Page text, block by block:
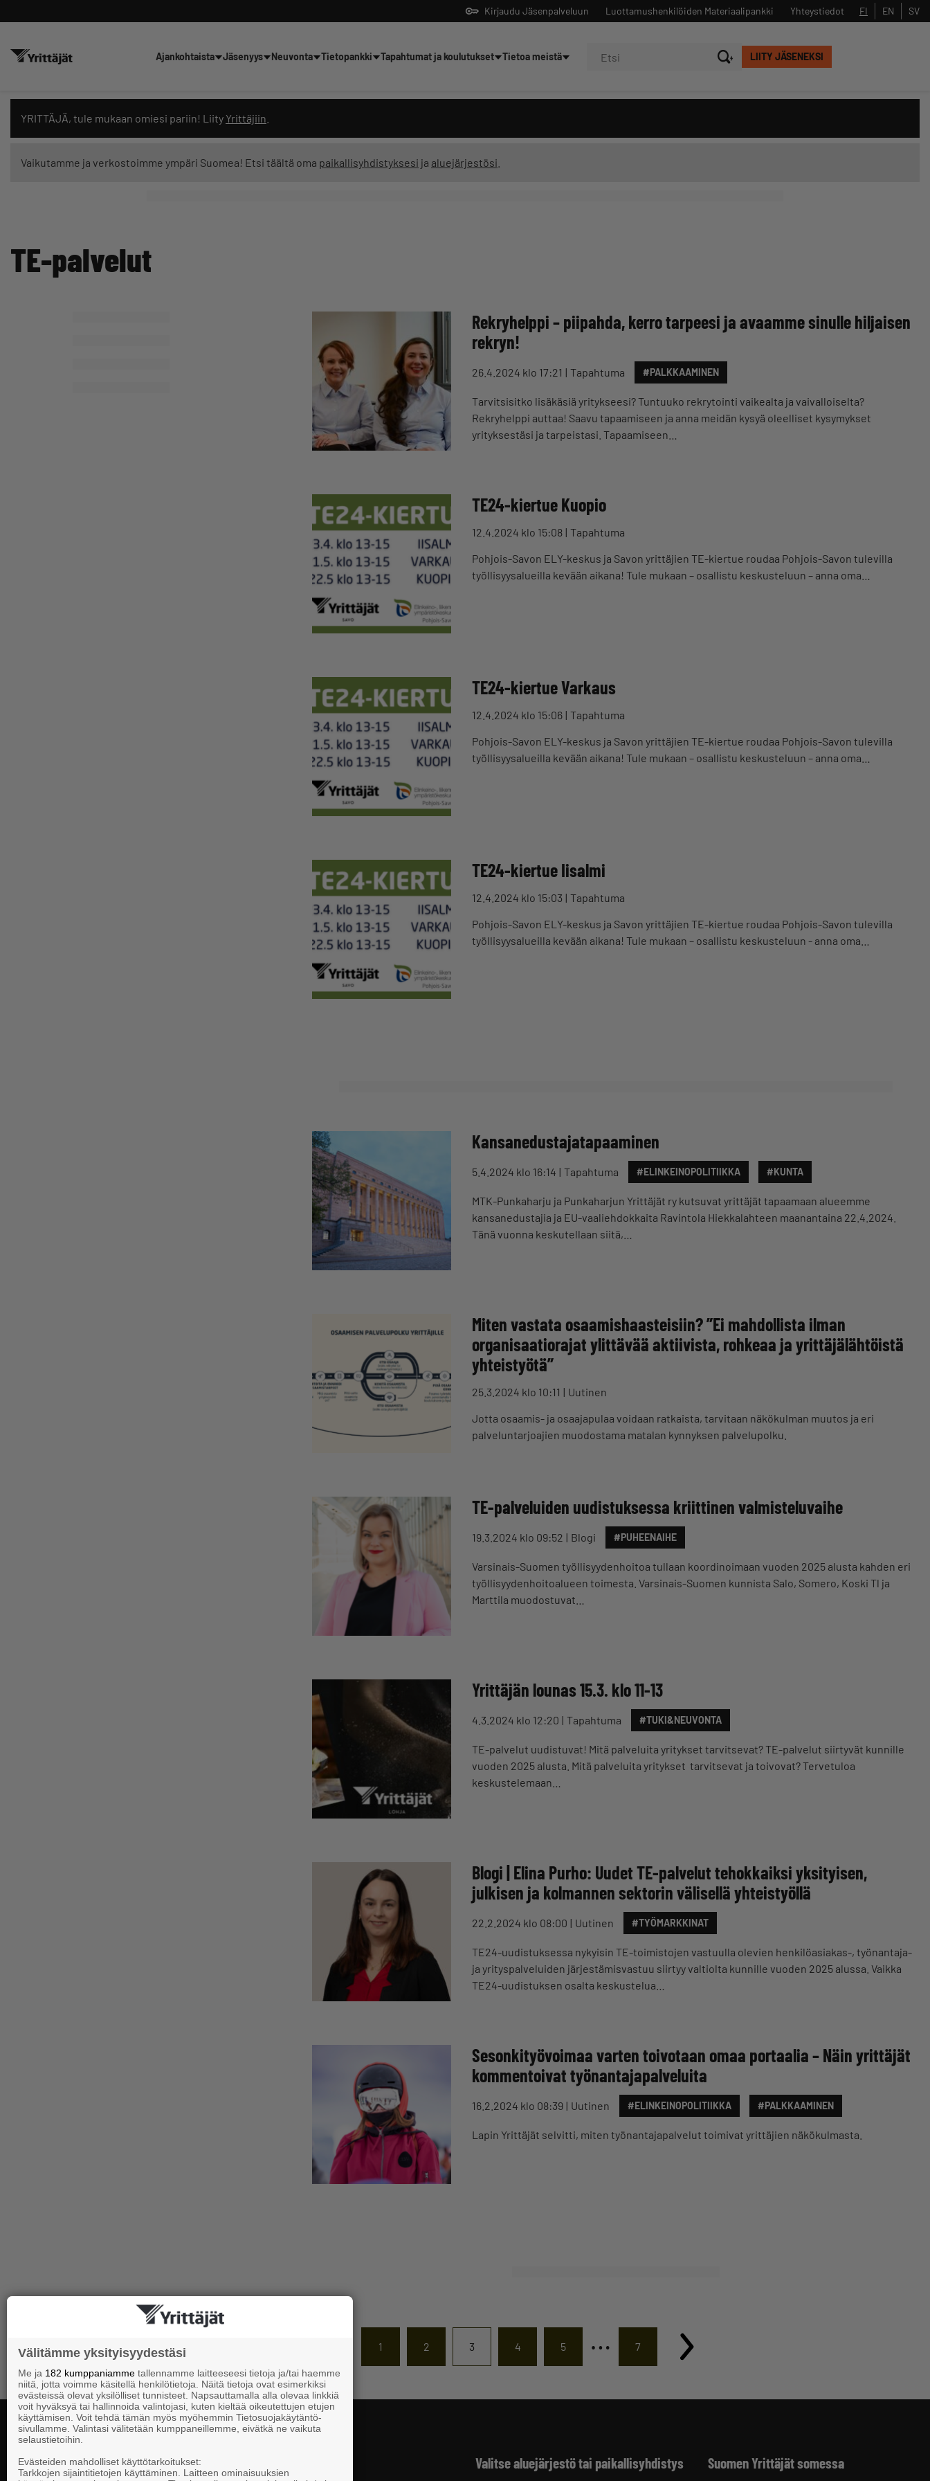
Kirjaudu Jäsenpalveluun Yhteystiedot
Luottamushenkilöiden Materiaalipankki FI EN SV
LIITY JÄSENEKSI
Ajankohtaista Jäsenyys Neuvonta Tietopankki Tapahtumat ja koulutukset Tietoa meistä
YRITTÄJÄ, tule mukaan omiesi pariin! Liity Yrittäjiin
Vaikutamme ja verkostoimme ympäri Suomea! Etsi täältä oma paikallisyhdistyksesi ja aluejärjestösi
TE-palvelut
Rekryhelppi – piipahda, kerro tarpeesi ja avaamme sinulle hiljaisen
rekryn!
26.4.2024 klo 17:21 Tapahtuma #PALKKAAMINEN
Tarvitsisitko lisäkäsiä yritykseesi? Tuntuuko rekrytointi vaikealta ja vaivalloiselta?
Rekryhelppi auttaa! Saavu tapaamiseen ja anna meidän kysyä oleelliset kysymykset
yrityksestäsi ja tarpeistasi. Tapaamiseen…
TE24-kiertue Kuopio
12.4.2024 klo 15:08 Tapahtuma
Pohjois-Savon ELY-keskus ja Savon yrittäjien TE-kiertue roudaa Pohjois-Savon tulevilla
työllisyysalueilla kevään aikana! Tule mukaan – osallistu keskusteluun – anna oma…
TE24-kiertue Varkaus
12.4.2024 klo 15:06 Tapahtuma
Pohjois-Savon ELY-keskus ja Savon yrittäjien TE-kiertue roudaa Pohjois-Savon tulevilla
työllisyysalueilla kevään aikana! Tule mukaan – osallistu keskusteluun – anna oma…
TE24-kiertue Iisalmi
12.4.2024 klo 15:03
Tapahtuma
Pohjois-Savon ELY-keskus ja Savon yrittäjien TE-kiertue roudaa Pohjois-Savon tulevilla
työllisyysalueilla kevään aikana! Tule mukaan – osallistu keskusteluun - anna oma…
Kansanedustajatapaaminen
5.4.2024 klo 16:14 Tapahtuma #ELINKEINOPOLITIIKKA #KUNTA
MTK-Punkaharju ja Punkaharjun Yrittäjät ry kutsuvat yrittäjät tapaamaan alueemme
kansanedustajia ja EU-vaaliehdokkaita Ravintola Hiekkalahteen maanantaina 22.4.2024.
Tänä vuonna keskutellaan siitä,…
Miten vastata osaamishaasteisiin? ”Ei mahdollista ilman
organisaatiorajat ylittävää aktiivista, rohkeaa ja yrittäjälähtöistä
yhteistyötä”
25.3.2024 klo 10:11
Uutinen
Jotta osaamis- ja osaajapulaa voidaan ratkaista, tarvitaan näkökulman muutos ja eri
palveluntarjoajien muodostama matalan kynnyksen palvelupolku.
TE-palveluiden uudistuksessa kriittinen valmisteluvaihe
19.3.2024 klo 09:52 Blogi #PUHEENAIHE
Varsinais-Suomen työllisyydenhoitoa tullaan koordinoimaan vuoden 2025 alusta kahden eri
työllisyydenhoitoalueen toimesta. Varsinais-Suomen kunnista Salo, Somero, Koski Tl ja
Marttila muodostuvat…
Yrittäjän lounas 15.3. klo 11-13
4.3.2024 klo 12:20 Tapahtuma #TUKI&NEUVONTA
TE-palvelut uudistuvat! Mitä palveluita yritykset tarvitsevat? TE-palvelut siirtyvät kunnille
vuoden 2025 alusta. Mitä palveluita yritykset tarvitsevat ja toivovat? Tervetuloa
keskustelemaan…
Blogi | Elina Purho: Uudet TE-palvelut tehokkaiksi yksityisen,
julkisen ja kolmannen sektorin välisellä yhteistyöllä
22.2.2024 klo 08:00 Uutinen #TYÖMARKKINAT
TE24-uudistuksessa nykyisin TE-toimistojen vastuulla olevien henkilöasiakas-, työnantaja-
ja yrityspalveluiden järjestämisvastuu siirtyy valtiolta kunnille vuoden 2025 alussa. Vaikka
TE24-uudistuksen osalta keskustelua…
Sesonkityövoimaa varten toivotaan omaa portaalia – Näin yrittäjät
kommentoivat työnantajapalveluita
16.2.2024 klo 08:39 Uutinen #ELINKEINOPOLITIIKKA #PALKKAAMINEN
Lapin Yrittäjät selvitti, miten työnantajapalvelut toimivat yrittäjien näkökulmasta.
1 2 3 4 5 … 7
Valitse aluejärjestö tai paikallisyhdistys Suomen Yrittäjät somessa
Sulje
Hae sivustolta tai kysy suoraan Yrittäjien tekoälyltä
Välitämme yksityisyydestäsi
Me ja 182 kumppaniamme tallennamme laitteeseesi tietoja ja/tai haemme
niitä, jotta voimme käsitellä henkilötietoja. Näitä tietoja ovat esimerkiksi
evästeissä olevat yksilölliset tunnisteet. Napsauttamalla alla olevaa linkkiä
voit hyväksyä tai hallinnoida valintojasi, kuten kieltää oikeutettujen etujen
käyttämisen. Voit tehdä tämän myös myöhemmin Tietosuojakäytäntö-
sivullamme. Valintasi välitetään kumppaneillemme, eivätkä ne vaikuta
selaustietoihin.
Evästeiden mahdolliset käyttötarkoitukset:
Tarkkojen sijaintitietojen käyttäminen. Laitteen ominaisuuksien